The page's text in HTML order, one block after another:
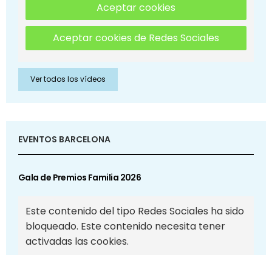
Aceptar cookies
Aceptar cookies de Redes Sociales
Ver todos los vídeos
EVENTOS BARCELONA
Gala de Premios Familia 2026
Este contenido del tipo Redes Sociales ha sido
bloqueado. Este contenido necesita tener
activadas las cookies.